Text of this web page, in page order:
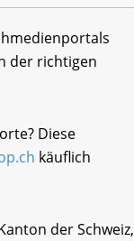
der richtigen
Diese
käuflich
der Schweiz,